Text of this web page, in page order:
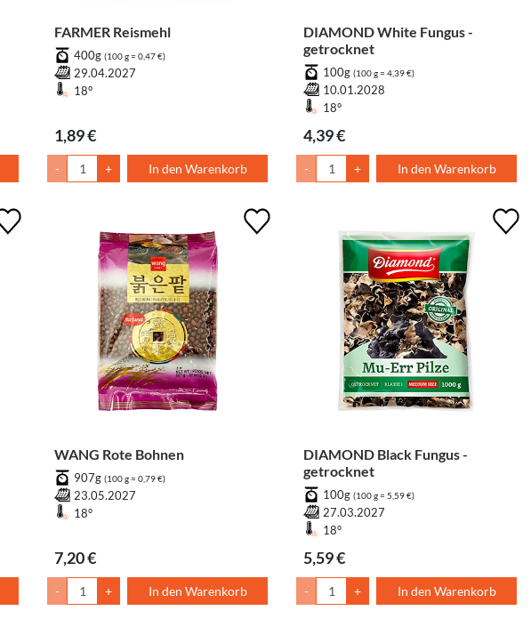
FARMER Reismehl
400g (100 g = 0,47 €)
29.04.2027
18°
1,89 €
- + In den Warenkorb
DIAMOND White Fungus -
getrocknet
100g (100 g = 4,39 €)
10.01.2028
18°
4,39 €
- + In den Warenkorb
WANG Rote Bohnen
907g (100 g = 0,79 €)
23.05.2027
18°
7,20 €
- + In den Warenkorb
DIAMOND Black Fungus -
getrocknet
100g (100 g = 5,59 €)
27.03.2027
18°
5,59 €
- + In den Warenkorb